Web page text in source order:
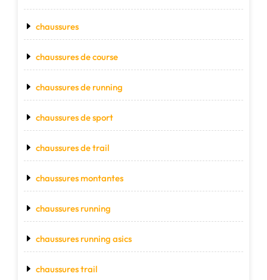
chaussures
chaussures de course
chaussures de running
chaussures de sport
chaussures de trail
chaussures montantes
chaussures running
chaussures running asics
chaussures trail